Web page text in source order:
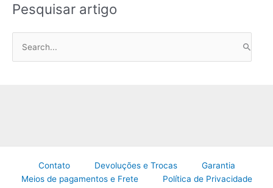
Pesquisar artigo
Contato Devoluções e Trocas
Garantia
Meios de pagamentos e Frete
Política de Privacidade